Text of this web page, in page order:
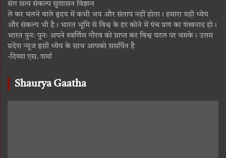
संग सत्य संकल्प सुशासन विज्ञान
ले कर चलने वाले हृदय में कभी भय और संताप नहीं होता। हमारा यही ध्येय
और संकल्प भी है। भारत भूमि से विश्व के हर कोने में पंच प्रण का शंखनाद हो।
भारत पुनः पुनः अपने स्वर्णिम गौरव को प्राप्त कर विश्व पटल पर चमके। उत्तम
प्रदेश न्यूज इसी ध्येय के साथ आपको समर्पित है
-दिव्या एस. शर्मा
Shaurya Gaatha